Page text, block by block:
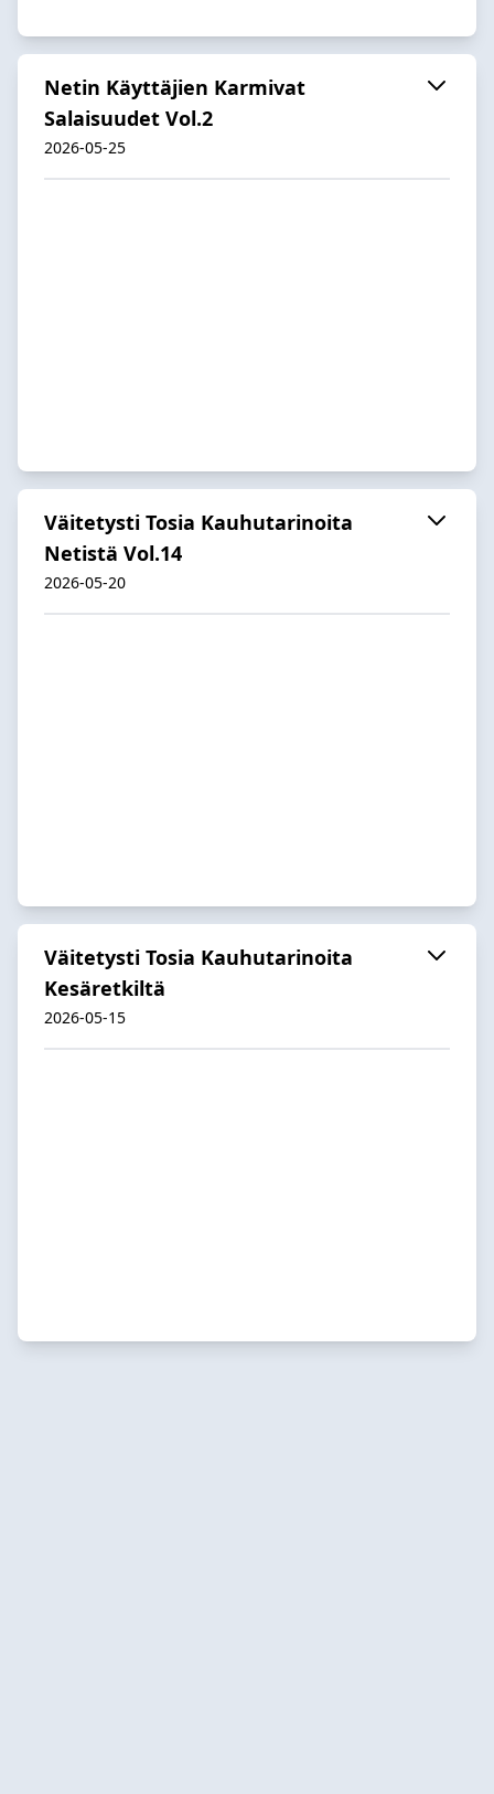
Netin Käyttäjien Karmivat
Salaisuudet Vol.2
2026-05-25
Väitetysti Tosia Kauhutarinoita
Netistä Vol.14
2026-05-20
Väitetysti Tosia Kauhutarinoita
Kesäretkiltä
2026-05-15